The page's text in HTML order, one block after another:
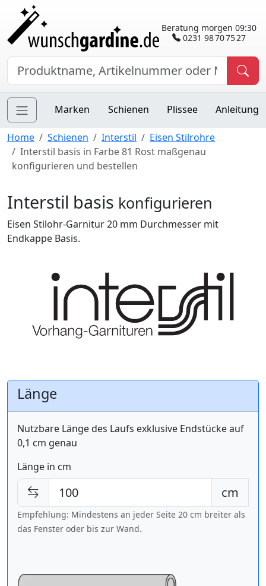
Beratung morgen 09:30
0231 98 70 75 27
Marken Schienen Plissee Anleitung
Home Schienen Interstil
Eisen Stilrohre
Interstil basis in Farbe 81 Rost maßgenau
konfigurieren und bestellen
Interstil basis konfigurieren
Eisen Stilohr-Garnitur 20 mm Durchmesser mit
Endkappe Basis.
Länge
Nutzbare Länge des Laufs exklusive Endstücke auf
0,1 cm genau
Länge in cm
cm
Empfehlung: Mindestens an jeder Seite 20 cm breiter als
das Fenster oder bis zur Wand.